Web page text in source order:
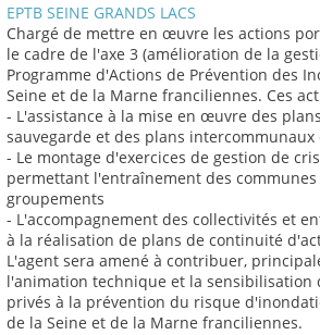
EPTB SEINE GRANDS LACS
Chargé de mettre en œuvre les actions
le cadre de l'axe 3 (amélioration de la
Programme d'Actions de Prévention des
Seine et de la Marne franciliennes. Ces
- L'assistance à la mise en œuvre des
sauvegarde et des plans intercommunaux
- Le montage d'exercices de gestion de
permettant l'entraînement des
groupements
- L'accompagnement des collectivités et
à la réalisation de plans de continuité
L'agent sera amené à contribuer,
l'animation technique et la sensibilisation
privés à la prévention du risque
de la Seine et de la Marne franciliennes.